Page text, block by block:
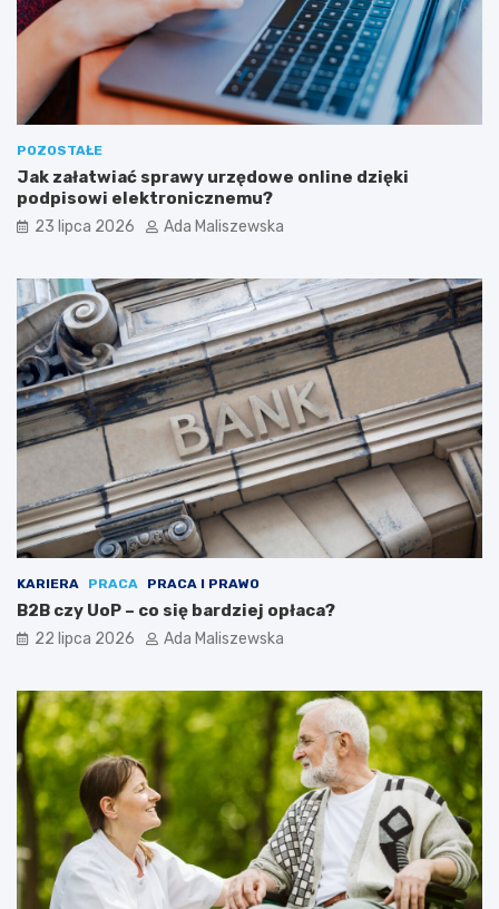
POZOSTAŁE
Jak załatwiać sprawy urzędowe online dzięki
podpisowi elektronicznemu?
23 lipca 2026 Ada Maliszewska
KARIERA PRACA PRACA I PRAWO
B2B czy UoP – co się bardziej opłaca?
22 lipca 2026 Ada Maliszewska